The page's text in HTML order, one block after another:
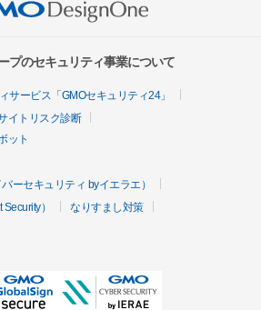
プのセキュリティ事業について
サービス「GMOセキュリティ24」
イトリスク診断
ット
ーセキュリティ byイエラエ）
）
なりすまし対策